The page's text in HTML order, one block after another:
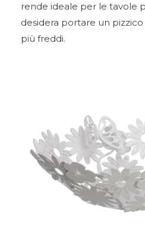
rende ideale per le tavole
desidera portare un
più freddi.